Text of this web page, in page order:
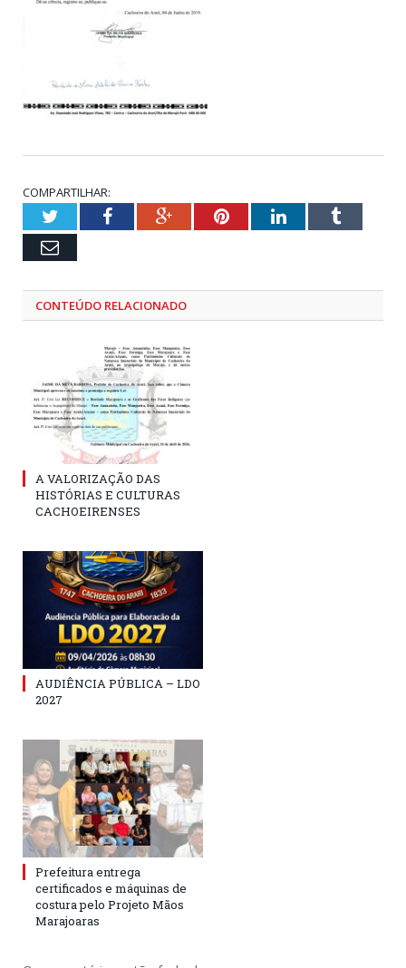
COMPARTILHAR:
TwitterFacebookGoogle+PinterestLinkedInTumblr
Email
CONTEÚDO RELACIONADO
A VALORIZAÇÃO DAS
HISTÓRIAS E CULTURAS
CACHOEIRENSES
AUDIÊNCIA PÚBLICA – LDO
2027
Prefeitura entrega
certificados e máquinas de
costura pelo Projeto Mãos
Marajoaras